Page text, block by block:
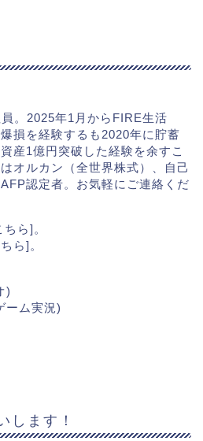
。2025年1月からFIRE生活
損を経験するも2020年に貯蓄
産1億円突破した経験を余すこ
オルカン（全世界株式）、自己
認定者。お気軽にご連絡くだ
ちら]。
ら]。
)
ーム実況)
します！